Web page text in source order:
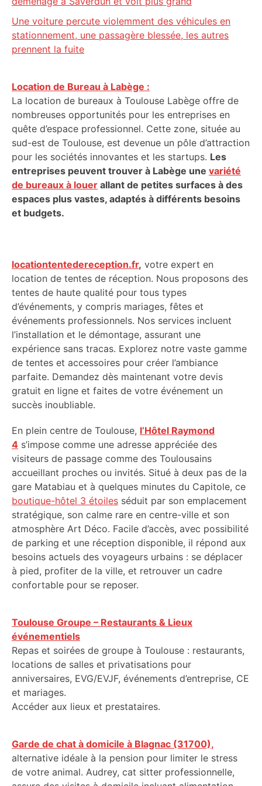
Une voiture percute violemment des véhicules en
stationnement, une passagère blessée, les autres
prennent la fuite
Location de Bureau à Labège :
La location de bureaux à Toulouse Labège offre de
nombreuses opportunités pour les entreprises en
quête d’espace professionnel. Cette zone, située au
sud-est de Toulouse, est devenue un pôle d’attraction
pour les sociétés innovantes et les startups. Les
entreprises peuvent trouver à Labège une variété
de bureaux à louer allant de petites surfaces à des
espaces plus vastes, adaptés à différents besoins
et budgets.
locationtentedereception.fr, votre expert en
location de tentes de réception. Nous proposons des
tentes de haute qualité pour tous types
d’événements, y compris mariages, fêtes et
événements professionnels. Nos services incluent
l’installation et le démontage, assurant une
expérience sans tracas. Explorez notre vaste gamme
de tentes et accessoires pour créer l’ambiance
parfaite. Demandez dès maintenant votre devis
gratuit en ligne et faites de votre événement un
succès inoubliable.
En plein centre de Toulouse, l’Hôtel Raymond
4 s’impose comme une adresse appréciée des
visiteurs de passage comme des Toulousains
accueillant proches ou invités. Situé à deux pas de la
gare Matabiau et à quelques minutes du Capitole, ce
boutique-hôtel 3 étoiles séduit par son emplacement
stratégique, son calme rare en centre-ville et son
atmosphère Art Déco. Facile d’accès, avec possibilité
de parking et une réception disponible, il répond aux
besoins actuels des voyageurs urbains : se déplacer
à pied, profiter de la ville, et retrouver un cadre
confortable pour se reposer.
Toulouse Groupe – Restaurants & Lieux
événementiels
Repas et soirées de groupe à Toulouse : restaurants,
locations de salles et privatisations pour
anniversaires, EVG/EVJF, événements d’entreprise, CE
et mariages.
Accéder aux lieux et prestataires.
Garde de chat à domicile à Blagnac (31700),
alternative idéale à la pension pour limiter le stress
de votre animal. Audrey, cat sitter professionnelle,